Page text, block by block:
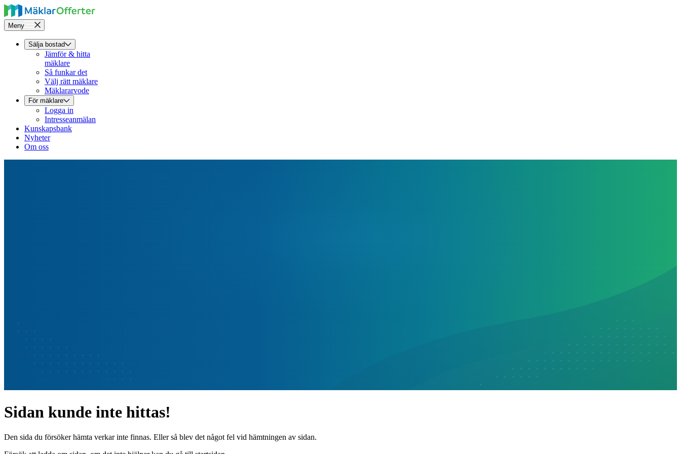
Meny
Sälja bostad
Jämför & hitta
mäklare
Så funkar det
Välj rätt mäklare
Mäklararvode
För mäklare
Logga in
Intresseanmälan
Kunskapsbank
Nyheter
Om oss
Sidan kunde inte hittas!
Den sida du försöker hämta verkar inte finnas. Eller så blev det något fel vid hämtningen av sidan.